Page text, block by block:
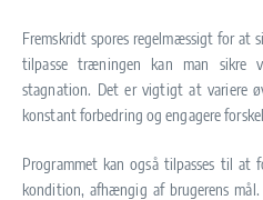
Fremskridt spores regelmæssigt for at
tilpasse træningen kan man sikre
stagnation. Det er vigtigt at variere
konstant forbedring og engagere
Programmet kan også tilpasses til at
kondition, afhængig af brugerens